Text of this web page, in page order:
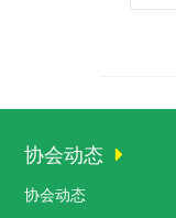
协会动态
协会动态